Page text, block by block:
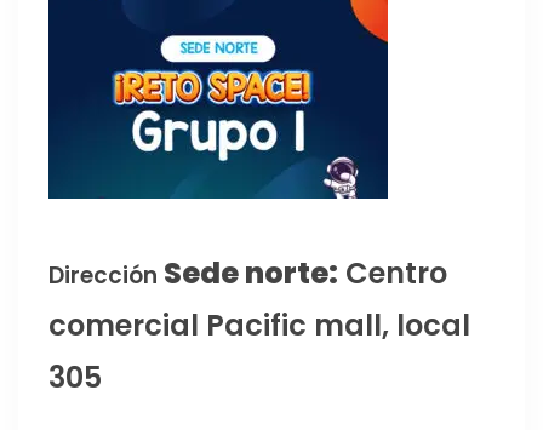
Dirección Sede norte: Centro
comercial Pacific mall, local
305